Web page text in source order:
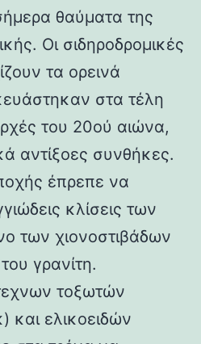
θαύματα της
Οι σιδηροδρομικές
τα ορεινά
στα τέλη
του 20ού αιώνα,
αντίξοες συνθήκες.
έπρεπε να
κλίσεις των
των χιονοστιβάδων
γρανίτη.
τοξωτών
και ελικοειδών